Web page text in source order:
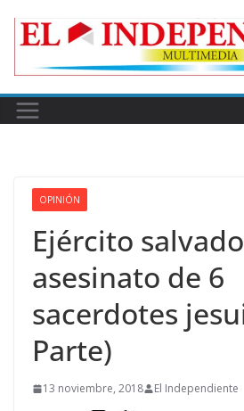
OPINIÓN
Ejército
asesinato de 6
sacerdotes
Parte)
13 noviembre, 2018 El Independiente